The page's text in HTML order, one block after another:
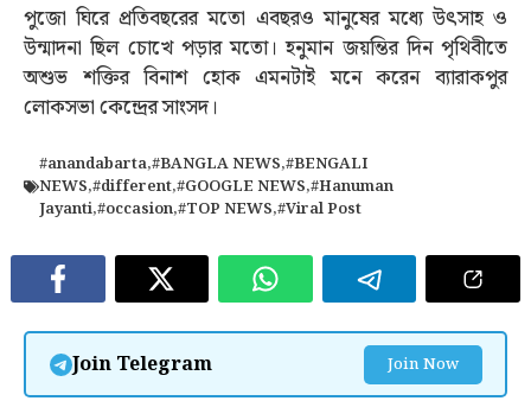
পুজো ঘিরে প্রতিবছরের মতো এবছরও মানুষের মধ্যে উৎসাহ ও
উন্মাদনা ছিল চোখে পড়ার মতো। হনুমান জয়ন্তির দিন পৃথিবীতে
অশুভ শক্তির বিনাশ হোক এমনটাই মনে করেন ব্যারাকপুর
লোকসভা কেন্দ্রের সাংসদ।
#anandabarta,#BANGLA NEWS,#BENGALI
NEWS,#different,#GOOGLE NEWS,#Hanuman
Jayanti,#occasion,#TOP NEWS,#Viral Post
Join Telegram Join Now